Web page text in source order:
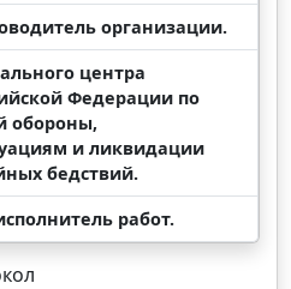
организации.
центра
Федерации по
обороны,
и ликвидации
бедствий.
работ.